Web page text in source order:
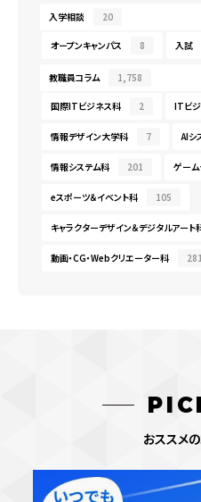
入学相談 20
オープンキャンパス 8 入試
教職員コラム 1,758
国際ITビジネス科 2 ITビ
情報デザイン大学科 7 AIシ
情報システム科 201 ゲー
eスポーツ＆イベント科 105
キャラクターデザイン＆デジタルアート
動画・CG・Webクリエーター科 281
おススメ